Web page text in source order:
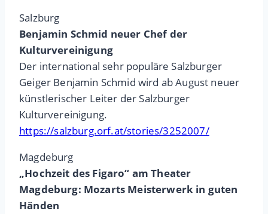
Salzburg
Benjamin Schmid neuer Chef der
Kulturvereinigung
Der international sehr populäre Salzburger
Geiger Benjamin Schmid wird ab August neuer
künstlerischer Leiter der Salzburger
Kulturvereinigung.
https://salzburg.orf.at/stories/3252007/
Magdeburg
„Hochzeit des Figaro“ am Theater
Magdeburg: Mozarts Meisterwerk in guten
Händen